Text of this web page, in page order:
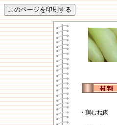
・鶏むね肉